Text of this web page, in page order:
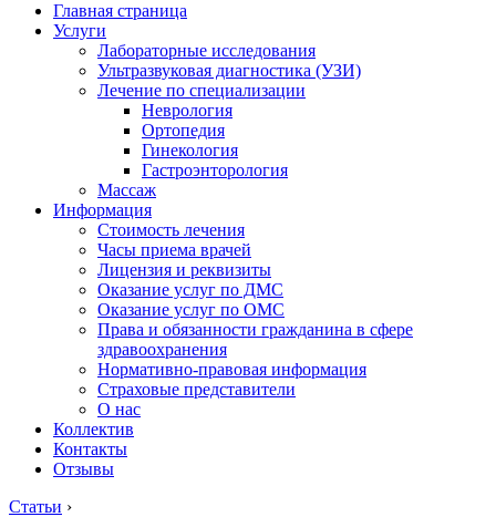
Главная страница
Услуги
Лабораторные исследования
Ультразвуковая диагностика (УЗИ)
Лечение по специализации
Неврология
Ортопедия
Гинекология
Гастроэнторология
Массаж
Информация
Стоимость лечения
Часы приема врачей
Лицензия и реквизиты
Оказание услуг по ДМС
Оказание услуг по ОМС
Права и обязанности гражданина в сфере
здравоохранения
Нормативно-правовая информация
Страховые представители
О нас
Коллектив
Контакты
Отзывы
Статьи ›